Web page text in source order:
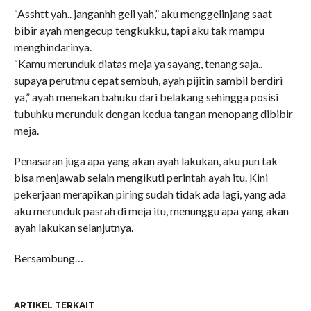
“Asshtt yah.. janganhh geli yah,” aku menggelinjang saat
bibir ayah mengecup tengkukku, tapi aku tak mampu
menghindarinya.
“Kamu merunduk diatas meja ya sayang, tenang saja..
supaya perutmu cepat sembuh, ayah pijitin sambil berdiri
ya,” ayah menekan bahuku dari belakang sehingga posisi
tubuhku merunduk dengan kedua tangan menopang dibibir
meja.
Penasaran juga apa yang akan ayah lakukan, aku pun tak
bisa menjawab selain mengikuti perintah ayah itu. Kini
pekerjaan merapikan piring sudah tidak ada lagi, yang ada
aku merunduk pasrah di meja itu, menunggu apa yang akan
ayah lakukan selanjutnya.
Bersambung…
ARTIKEL TERKAIT